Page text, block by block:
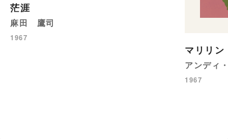
茫涯
麻田 鷹司
1967
マリリ
アンディ
1967